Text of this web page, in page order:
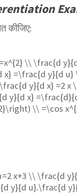
कीजिए:
\\ \frac{d
x} =\frac{d y}{d
y}{d x} =2 x
y}{d x}
\\ =\cos
x+3 \\ \frac{d
y}{d u}.\frac{d